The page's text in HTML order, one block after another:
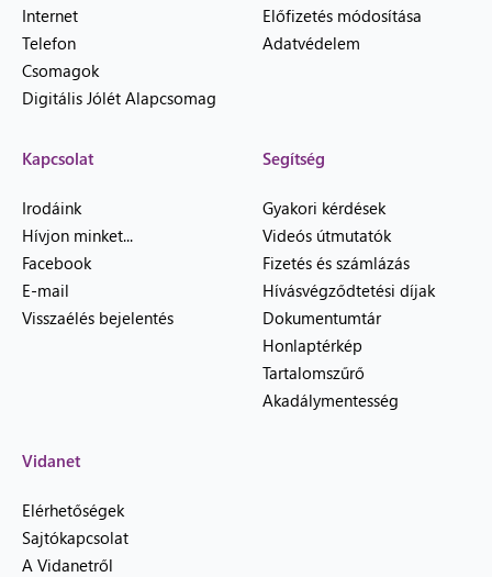
Internet
Telefon
Csomagok
Digitális Jólét Alapcsomag
Előfizetés módosítása
Adatvédelem
Kapcsolat
Irodáink
Hívjon minket...
Facebook
E-mail
Visszaélés bejelentés
Segítség
Gyakori kérdések
Videós útmutatók
Fizetés és számlázás
Hívásvégződtetési díjak
Dokumentumtár
Honlaptérkép
Tartalomszűrő
Akadálymentesség
Vidanet
Elérhetőségek
Sajtókapcsolat
A Vidanetről